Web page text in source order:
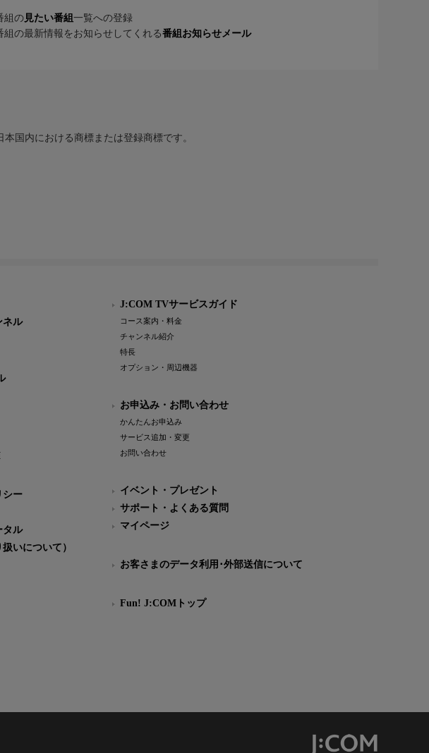
組の 見たい番組 一覧への登録
組の最新情報をお知らせしてくれる番組お知らせメール
国内における商標または登録商標です。
ネル
シー
タル
いについて）
J:COM TVサービスガイド
コース案内・料金
チャンネル紹介
特長
オプション・周辺機器
お申込み・お問い合わせ
かんたんお申込み
サービス追加・変更
お問い合わせ
イベント・プレゼント
サポート・よくある質問
マイページ
お客さまのデータ利用･外部送信について
Fun! J:COMトップ